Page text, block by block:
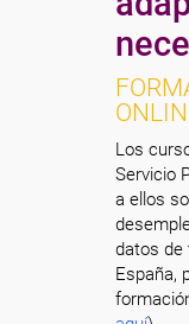
Los
Servicio
a ellos
datos de
España,